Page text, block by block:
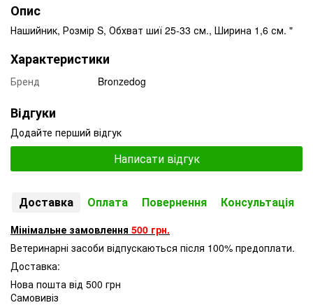
Опис
Нашийник, Розмір S, Обхват шиї 25-33 см., Ширина 1,6 см. "
Характеристики
Бренд Bronzedog
Відгуки
Додайте перший відгук
Написати відгук
Доставка Оплата Повернення Консультація
Мінімальне замовлення 500 грн.
Ветеринарні засоби відпускаються після 100% предоплати.
Доставка:
Нова пошта від 500 грн
Самовивіз